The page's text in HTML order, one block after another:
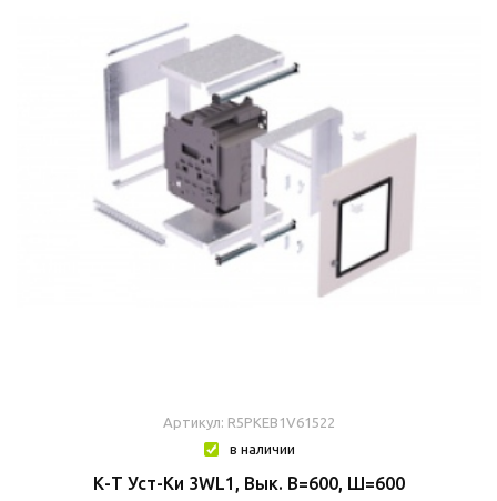
Артикул: R5PKEB1V61522
в наличии
К-Т Уст-Ки 3WL1, Вык. В=600, Ш=600